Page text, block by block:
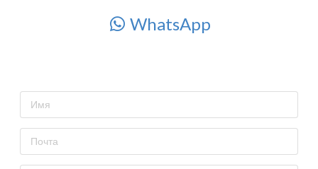
WhatsApp